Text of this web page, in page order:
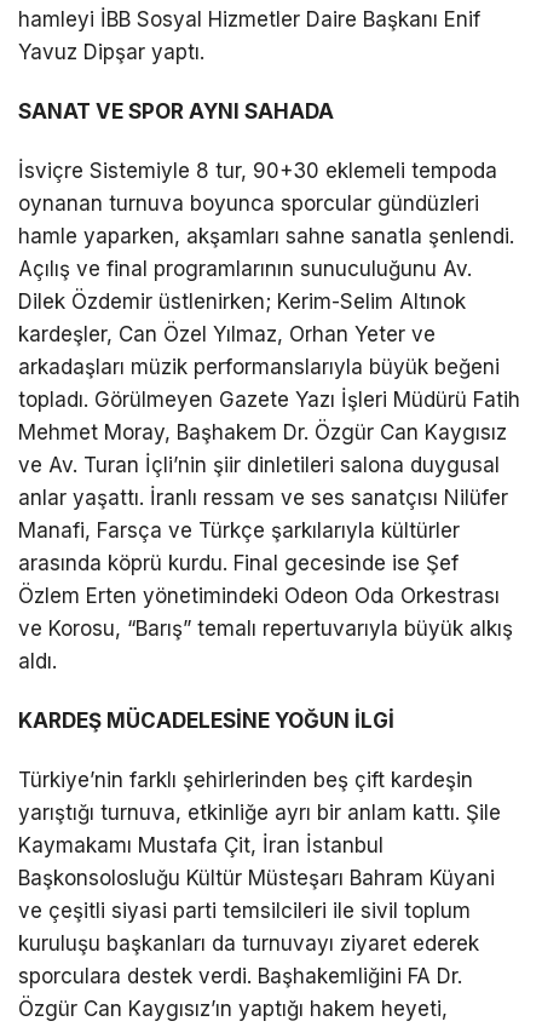
hamleyi İBB Sosyal Hizmetler Daire Başkanı Enif
Yavuz Dipşar yaptı.
SANAT VE SPOR AYNI SAHADA
İsviçre Sistemiyle 8 tur, 90+30 eklemeli tempoda
oynanan turnuva boyunca sporcular gündüzleri
hamle yaparken, akşamları sahne sanatla şenlendi.
Açılış ve final programlarının sunuculuğunu Av.
Dilek Özdemir üstlenirken; Kerim-Selim Altınok
kardeşler, Can Özel Yılmaz, Orhan Yeter ve
arkadaşları müzik performanslarıyla büyük beğeni
topladı. Görülmeyen Gazete Yazı İşleri Müdürü Fatih
Mehmet Moray, Başhakem Dr. Özgür Can Kaygısız
ve Av. Turan İçli’nin şiir dinletileri salona duygusal
anlar yaşattı. İranlı ressam ve ses sanatçısı Nilüfer
Manafi, Farsça ve Türkçe şarkılarıyla kültürler
arasında köprü kurdu. Final gecesinde ise Şef
Özlem Erten yönetimindeki Odeon Oda Orkestrası
ve Korosu, “Barış” temalı repertuvarıyla büyük alkış
aldı.
KARDEŞ MÜCADELESİNE YOĞUN İLGİ
Türkiye’nin farklı şehirlerinden beş çift kardeşin
yarıştığı turnuva, etkinliğe ayrı bir anlam kattı. Şile
Kaymakamı Mustafa Çit, İran İstanbul
Başkonsolosluğu Kültür Müsteşarı Bahram Küyani
ve çeşitli siyasi parti temsilcileri ile sivil toplum
kuruluşu başkanları da turnuvayı ziyaret ederek
sporculara destek verdi. Başhakemliğini FA Dr.
Özgür Can Kaygısız’ın yaptığı hakem heyeti,